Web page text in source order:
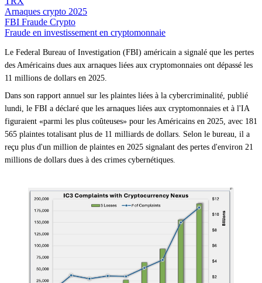
Arnaques crypto 2025
FBI Fraude Crypto
Fraude en investissement en cryptomonnaie
Le Federal Bureau of Investigation (FBI) américain a signalé que les pertes
des Américains dues aux arnaques liées aux cryptomonnaies ont dépassé les
11 millions de dollars en 2025.
Dans son rapport annuel sur les plaintes liées à la cybercriminalité, publié
lundi, le FBI a déclaré que les arnaques liées aux cryptomonnaies et à l'IA
figuraient «parmi les plus coûteuses» pour les Américains en 2025, avec 181
565 plaintes totalisant plus de 11 milliards de dollars. Selon le bureau, il a
reçu plus d'un million de plaintes en 2025 signalant des pertes d'environ 21
millions de dollars dues à des crimes cybernétiques.